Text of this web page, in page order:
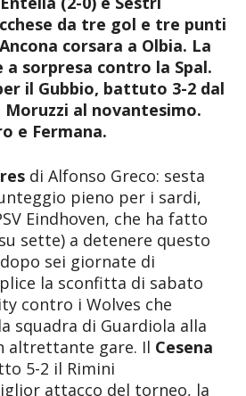
da tre gol e tre punti
corsara a Olbia. La
a sorpresa contro la Spal.
il Gubbio, battuto 3-2 dal
Moruzzi al novantesimo.
e Fermana.
di Alfonso Greco: sesta
pieno per i sardi,
Eindhoven, che ha fatto
sette) a detenere questo
sei giornate di
la sconfitta di sabato
contro i Wolves che
squadra di Guardiola alla
altrettante gare. Il Cesena
5-2 il Rimini
attacco del torneo, la